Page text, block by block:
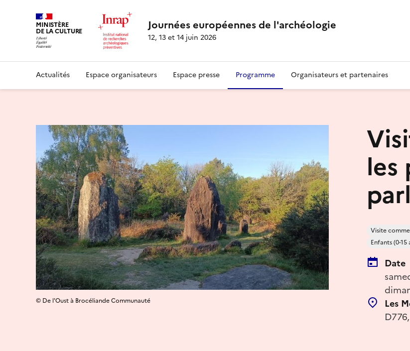
MINISTÈRE
DE LA CULTURE Journées européennes de l'archéologie
12, 13 et 14 juin 2026
Actualités Espace organisateurs Espace presse Programme Organisateurs et partenaires
les
Visite
Enfants (0-15
Date
Les
© De l'Oust à Brocéliande Communauté